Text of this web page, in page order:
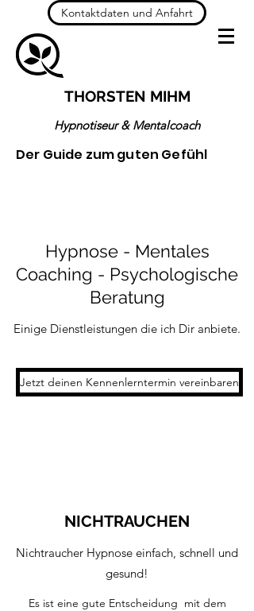
Kontaktdaten und Anfahrt
THORSTEN MIHM
Hypnotiseur & Mentalcoach
Der Guide zum guten Gefühl
Hypnose - Mentales
Coaching - Psychologische
Beratung
Einige Dienstleistungen die ich Dir anbiete.
Jetzt deinen Kennenlerntermin vereinbaren
NICHTRAUCHEN
Nichtraucher Hypnose einfach, schnell und
gesund!
Es ist eine gute Entscheidung mit dem